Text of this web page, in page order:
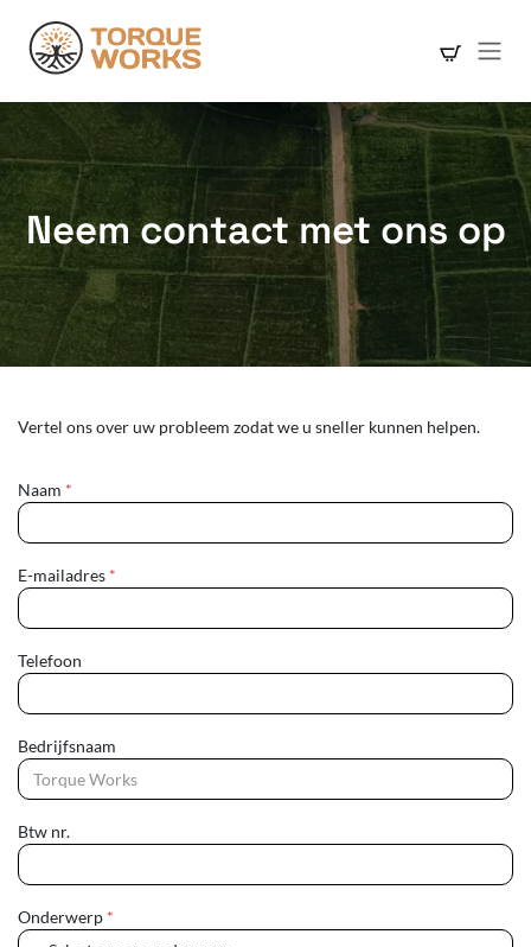
Neem contact met ons op
Vertel ons over uw probleem zodat we u sneller kunnen helpen.
Naam *
E-mailadres *
Telefoon
Bedrijfsnaam
Btw nr.
Onderwerp *